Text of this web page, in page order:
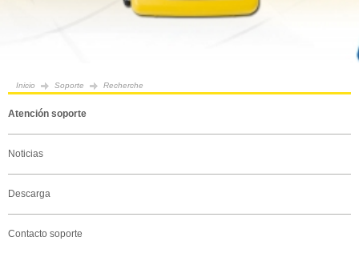
Inicio Soporte Recherche
Atención soporte
Noticias
Descarga
Contacto soporte